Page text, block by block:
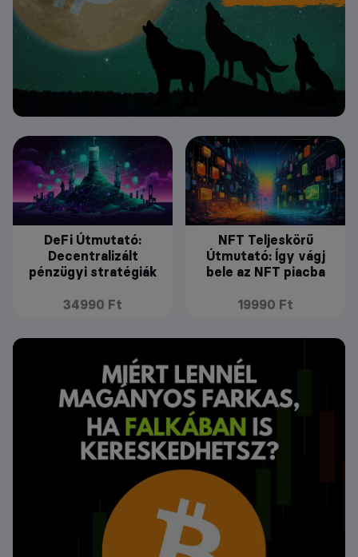
DeFi Útmutató:
Decentralizált
pénzügyi stratégiák
34990 Ft
NFT Teljeskörű
Útmutató: Így vágj
bele az NFT piacba
19990 Ft